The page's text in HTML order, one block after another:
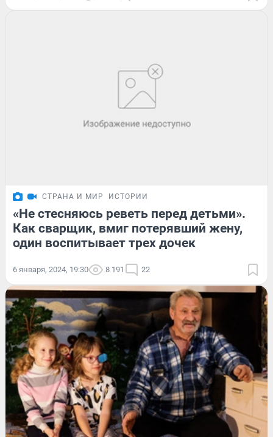
СТРАНА И МИР ИСТОРИИ
«Не стесняюсь реветь перед детьми».
Как сварщик, вмиг потерявший жену,
один воспитывает трех дочек
6 января, 2024, 19:30 8 191 22